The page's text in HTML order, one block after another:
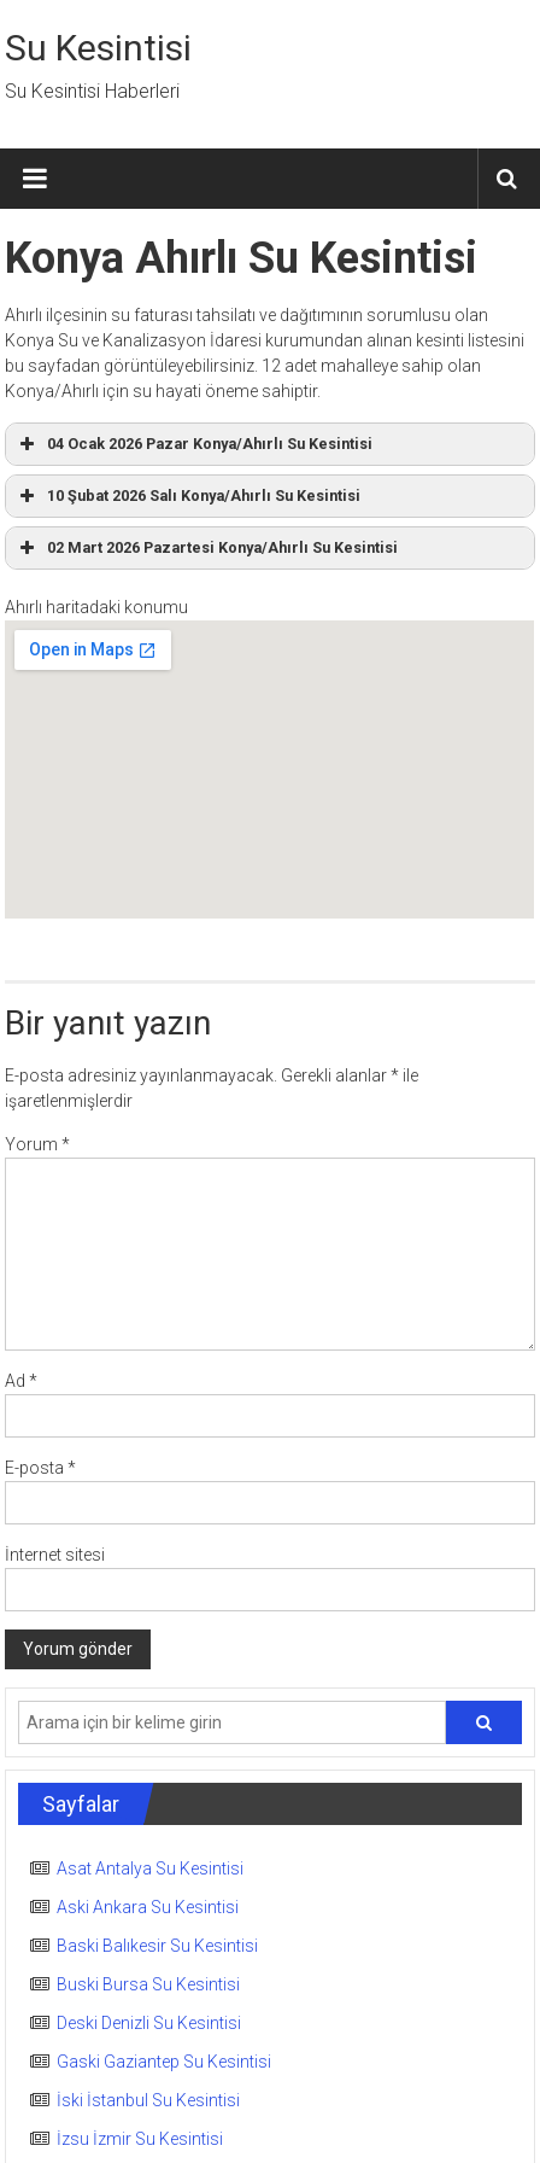
geç
Su Kesintisi
Su Kesintisi Haberleri
Konya Ahırlı Su Kesintisi
Ahırlı ilçesinin su faturası tahsilatı ve dağıtımının sorumlusu olan
Konya Su ve Kanalizasyon İdaresi kurumundan alınan kesinti listesini
bu sayfadan görüntüleyebilirsiniz. 12 adet mahalleye sahip olan
Konya/Ahırlı için su hayati öneme sahiptir.
04 Ocak 2026 Pazar Konya/Ahırlı Su Kesintisi
10 Şubat 2026 Salı Konya/Ahırlı Su Kesintisi
02 Mart 2026 Pazartesi Konya/Ahırlı Su Kesintisi
Ahırlı haritadaki konumu
Bir yanıt yazın
E-posta adresiniz yayınlanmayacak. Gerekli alanlar* ile
işaretlenmişlerdir
Yorum*
Ad*
E-posta*
İnternet sitesi
Sayfalar
Asat Antalya Su Kesintisi
Aski Ankara Su Kesintisi
Baski Balıkesir Su Kesintisi
Buski Bursa Su Kesintisi
Deski Denizli Su Kesintisi
Gaski Gaziantep Su Kesintisi
İski İstanbul Su Kesintisi
İzsu İzmir Su Kesintisi